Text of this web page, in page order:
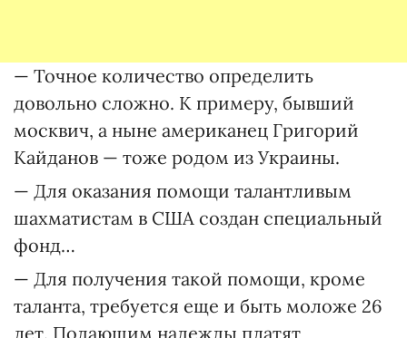
— Точное количество определить
довольно сложно. К примеру, бывший
москвич, а ныне американец Григорий
Кайданов — тоже родом из Украины.
— Для оказания помощи талантливым
шахматистам в США создан специальный
фонд…
— Для получения такой помощи, кроме
таланта, требуется еще и быть моложе 26
лет. Подающим надежды платят